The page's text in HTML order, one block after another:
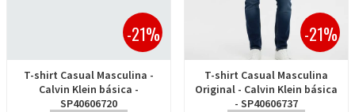
-21%
T-shirt Casual Masculina -
Calvin Klein básica -
SP40606720
-21%
T-shirt Casual Masculina
Original - Calvin Klein básica
- SP40606737